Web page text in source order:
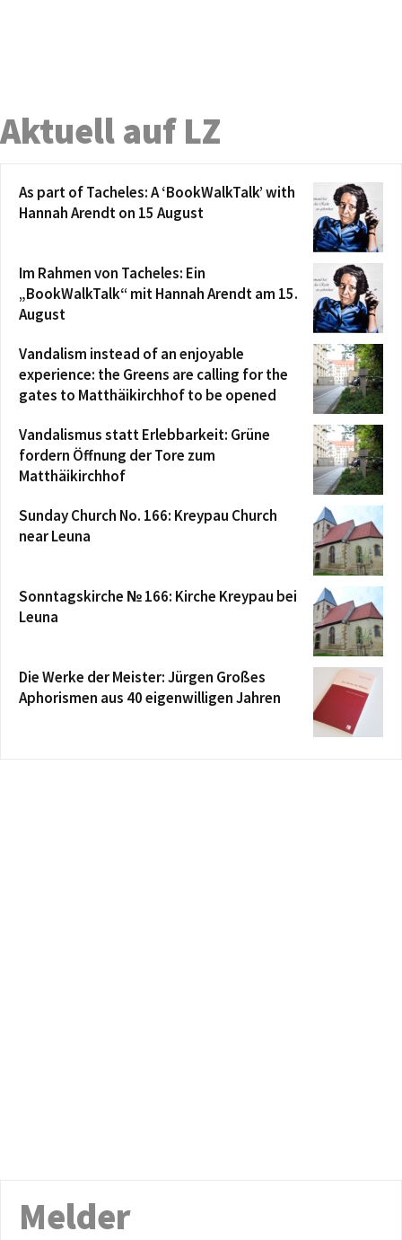
Aktuell auf LZ
As part of Tacheles: A ‘BookWalkTalk’ with
Hannah Arendt on 15 August
Im Rahmen von Tacheles: Ein
„BookWalkTalk“ mit Hannah Arendt am 15.
August
Vandalism instead of an enjoyable
experience: the Greens are calling for the
gates to Matthäikirchhof to be opened
Vandalismus statt Erlebbarkeit: Grüne
fordern Öffnung der Tore zum
Matthäikirchhof
Sunday Church No. 166: Kreypau Church
near Leuna
Sonntagskirche № 166: Kirche Kreypau bei
Leuna
Die Werke der Meister: Jürgen Großes
Aphorismen aus 40 eigenwilligen Jahren
Melder